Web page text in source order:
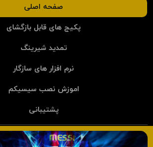
صفحه اصلی
پکیج های قابل بازگشای
تمدید شیرینگ
نرم افزار های سازگار
اموزش نصب سیسیکم
پشتیبانی